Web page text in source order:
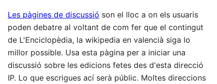
Les pàgines de discussió son el lloc a on els usuaris
poden debatre al voltant de com fer que el contingut
de L'Enciclopèdia, la wikipedia en valencià siga lo
millor possible. Usa esta pàgina per a iniciar una
discussió sobre les edicions fetes des d'esta direcció
IP. Lo que escrigues ací serà públic. Moltes direccions